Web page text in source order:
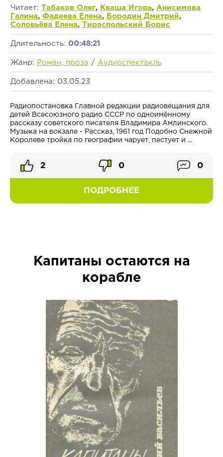
Читает: Табаков Олег, Кваша Игорь, Анисимова
Галина, Фадеева Елена, Бородин Дмитрий,
Соловьёва Елена, Тираспольский Борис
Длительность: 00:48:21
Жанр: Роман, проза / Аудиоспектакль
Добавлена: 03.05.23
Радиопостановка Главной редакции радиовещания для
детей Всесоюзного радио СССР по одноимённому
рассказу советского писателя Владимира Амлинского.
Музыка на вокзале - Рассказ, 1961 год Подобно Снежной
Королеве тройка по географии чарует, пестует и ...
ПОДРОБНЕЕ
2 0 0
Капитаны остаются на
корабле